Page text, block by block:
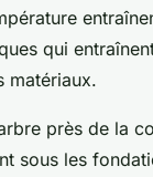
qui
matériaux.
près de la
sous les